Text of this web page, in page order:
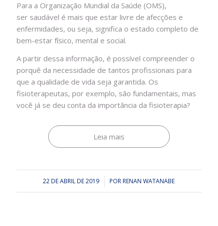
Para a Organização Mundial da Saúde (OMS),
ser saudável é mais que estar livre de afecções e
enfermidades, ou seja, significa o estado completo de
bem-estar físico, mental e social.
A partir dessa informação, é possível compreender o
porquê da necessidade de tantos profissionais para
que a qualidade de vida seja garantida. Os
fisioterapeutas, por exemplo, são fundamentais, mas
você já se deu conta da importância da fisioterapia?
Leia mais
22 DE ABRIL DE 2019
/ PORRENAN WATANABE